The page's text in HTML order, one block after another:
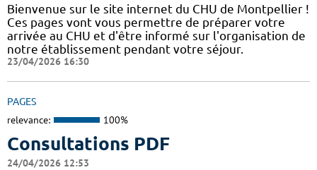
Bienvenue sur le site internet du CHU de Montpellier !
Ces pages vont vous permettre de préparer votre
arrivée au CHU et d'être informé sur l'organisation de
notre établissement pendant votre séjour.
23/04/2026 16:30
PAGES
relevance: 100%
Consultations PDF
24/04/2026 12:53